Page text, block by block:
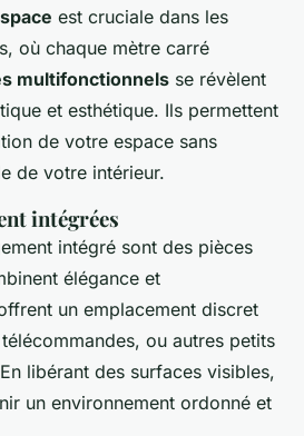
est cruciale dans les
où chaque mètre carré
multifonctionnels se révèlent
et esthétique. Ils permettent
de votre espace sans
de votre intérieur.
intégrées
intégré sont des pièces
élégance et
un emplacement discret
ou autres petits
libérant des surfaces visibles,
un environnement ordonné et